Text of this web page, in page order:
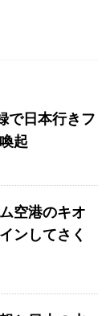
で日本行きフ
起
空港のキオ
ンしてさく